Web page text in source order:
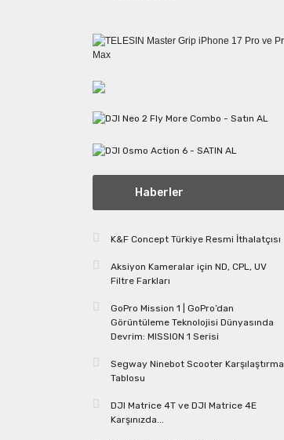
Haberler
K&F Concept Türkiye Resmi İthalatçısı
Aksiyon Kameralar için ND, CPL, UV
Filtre Farkları
GoPro Mission 1 | GoPro’dan
Görüntüleme Teknolojisi Dünyasında
Devrim: MISSION 1 Serisi
Segway Ninebot Scooter Karşılaştırma
Tablosu
DJI Matrice 4T ve DJI Matrice 4E
Karşınızda...